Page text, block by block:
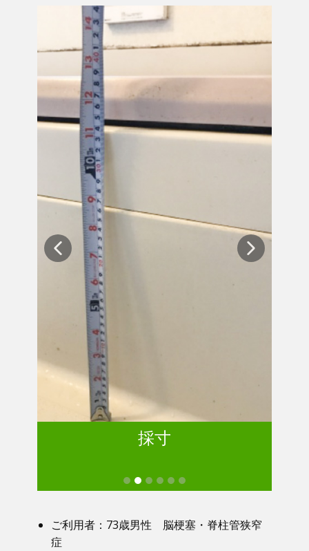
採寸
ご利用者：73歳男性 脳梗塞・脊柱管狭窄
症